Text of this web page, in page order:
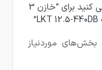
اولین نفری باشید که دیدگاهی را ارسال می کنید برای “خازن 3
بخش‌های موردنیاز